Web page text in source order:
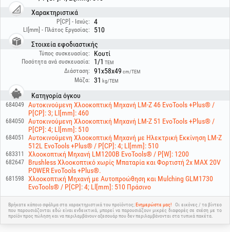
- Προηγμένη εργονομία: το τιμόνι διαθέτει soft grip για αυξημένη άνεση
κατά την παρατεταμένη χρήση και είναι πλήρως αναδιπλούμενο για
εύκολη μεταφορά και αποθήκευση.
- Έξυπνη συντήρηση: περιλαμβάνει σύστημα γρήγορου πλυσίματος του
σασί με σύνδεση λάστιχου νερού και δείκτη πλήρωσης στον συλλεκτικό
σάκο 70 L.
Τεχνικά χαρακτηριστικά:
- Κινητήρας: 4-χρονoς, αερόψυκτος, 4 HP
- Πλάτος κοπής: 510 mm
- Ύψος κοπής: 30-80 mm (6 θέσεις, κεντρική ρύθμιση)
- Χωρητικότητα δοχείου βενζίνης: 0.6 L
- Χωρητικότητα δοχείου λαδιού: 0.4 L
- Χωρητικότητα σάκου συλλογής: 70 L
Χαρακτηριστικά
P[CP] - Ισχύς: 4
Ll[mm] - Πλάτος Εργασίας:
510
Στοιχεία εφοδιαστικής
Τύπος συσκευασίας: Κουτί
Ποσότητα ανά συσκευασία: 1/1 ΤΕΜ
Διάσταση: 91x58x49 cm/ΤΕΜ
Μάζα: 31 kg/ΤΕΜ
Κατηγορία όγκου
684049
Αυτοκινούμενη Χλοοκοπτική Μηχανή LM-Z 46 EvoTools +Plus® /
P[CP]: 3; Ll[mm]: 460
684050 Αυτοκινούμενη Χλοοκοπτική Μηχανή LM-Z 51 EvoTools +Plus® /
P[CP]: 4; Ll[mm]: 510
684051
Αυτοκινούμενη Χλοοκοπτική Μηχανή με Ηλεκτρική Εκκίνηση LM-Z
512L EvoTools +Plus® / P[CP]: 4; Ll[mm]: 510
683311 Χλοοκοπτική Μηχανή LM1200B EvoTools® / P[W]: 1200
682647
Brushless Χλοοκοπτικό χωρίς Μπαταρία και Φορτιστή 2x MAX 20V
POWER EvoTools +Plus®.
681598 Χλοοκοπτική Μηχανή με Αυτοπροώθηση και Mulching GLM1730
EvoTools® / P[CP]: 4; Ll[mm]: 510 Πράσινο
Βρήκατε κάποιο σφάλμα στα χαρακτηριστικά του προϊόντος;Ενημερώστε μας!
Οι εικόνες / τα βίντεο
που παρουσιάζονται εδώ είναι ενδεικτικά, μπορεί να παρουσιάζουν μικρές διαφορές σε σχέση με το
προϊόν προς πώληση και να περιλαμβάνουν αξεσουάρ που δεν περιλαμβάνονται στα τυπικά πακέτα.